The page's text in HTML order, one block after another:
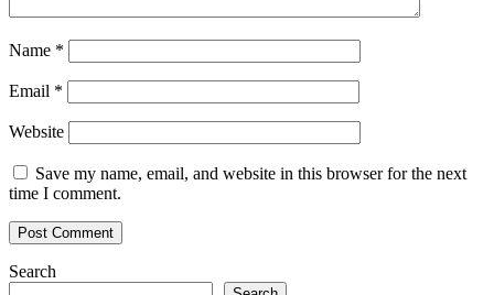
Name *
Email *
Website
Save my name, email, and website in this browser for the next
time I comment.
Search